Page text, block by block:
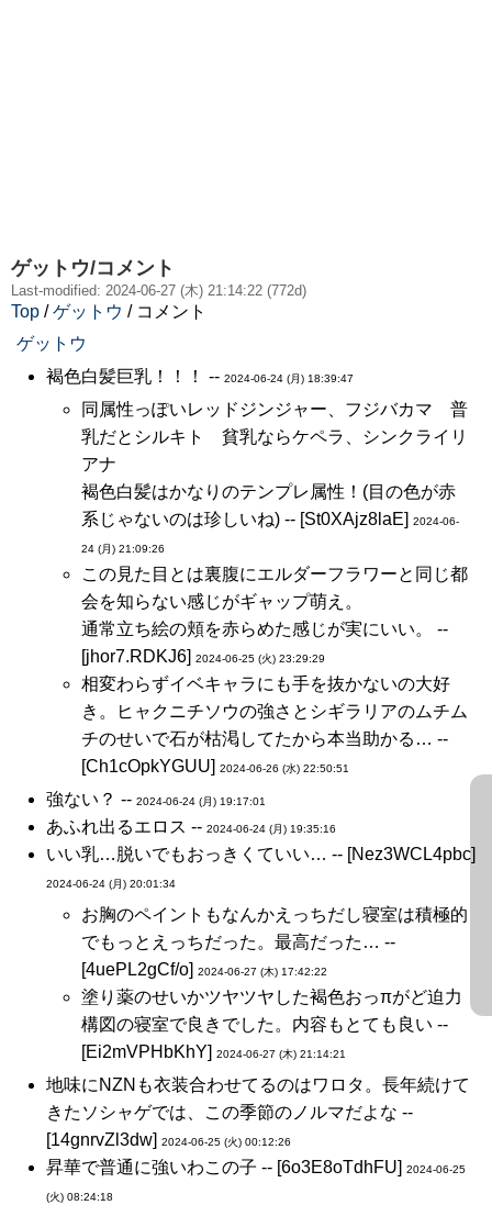
ゲットウ/コメント
Last-modified: 2024-06-27 (木) 21:14:22 (772d)
Top /ゲットウ / コメント
ゲットウ
褐色白髪巨乳！！！ -- 2024-06-24 (月) 18:39:47
同属性っぽいレッドジンジャー、フジバカマ 普
乳だとシルキト 貧乳ならケペラ、シンクライリ
アナ
褐色白髪はかなりのテンプレ属性！(目の色が赤
系じゃないのは珍しいね) -- [St0XAjz8laE] 2024-06-
24 (月) 21:09:26
この見た目とは裏腹にエルダーフラワーと同じ都
会を知らない感じがギャップ萌え。
通常立ち絵の頬を赤らめた感じが実にいい。 --
[jhor7.RDKJ6] 2024-06-25 (火) 23:29:29
相変わらずイベキャラにも手を抜かないの大好
き。ヒャクニチソウの強さとシギラリアのムチム
チのせいで石が枯渇してたから本当助かる… --
[Ch1cOpkYGUU] 2024-06-26 (水) 22:50:51
強ない？ -- 2024-06-24 (月) 19:17:01
あふれ出るエロス -- 2024-06-24 (月) 19:35:16
いい乳…脱いでもおっきくていい… -- [Nez3WCL4pbc]
2024-06-24 (月) 20:01:34
お胸のペイントもなんかえっちだし寝室は積極的
でもっとえっちだった。最高だった… --
[4uePL2gCf/o] 2024-06-27 (木) 17:42:22
塗り薬のせいかツヤツヤした褐色おっπがど迫力
構図の寝室で良きでした。内容もとても良い --
[Ei2mVPHbKhY] 2024-06-27 (木) 21:14:21
地味にNZNも衣装合わせてるのはワロタ。長年続けて
きたソシャゲでは、この季節のノルマだよな --
[14gnrvZl3dw] 2024-06-25 (火) 00:12:26
昇華で普通に強いわこの子 -- [6o3E8oTdhFU] 2024-06-25
(火) 08:24:18